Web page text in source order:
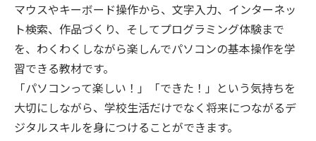
マウスやキーボード操作から、文字入力、インターネッ
ト検索、作品づくり、そしてプログラミング体験まで
を、わくわくしながら楽しんでパソコンの基本操作を学
習できる教材です。
「パソコンって楽しい！」「できた！」という気持ちを
大切にしながら、学校生活だけでなく将来につながるデ
ジタルスキルを身につけることができます。